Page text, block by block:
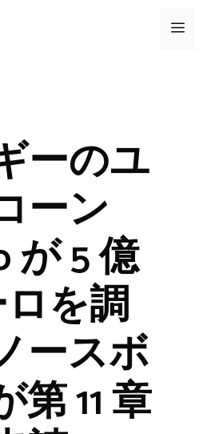
メ
ーのユ
ーン
が 5 億
を調
ースボ
第 11 章